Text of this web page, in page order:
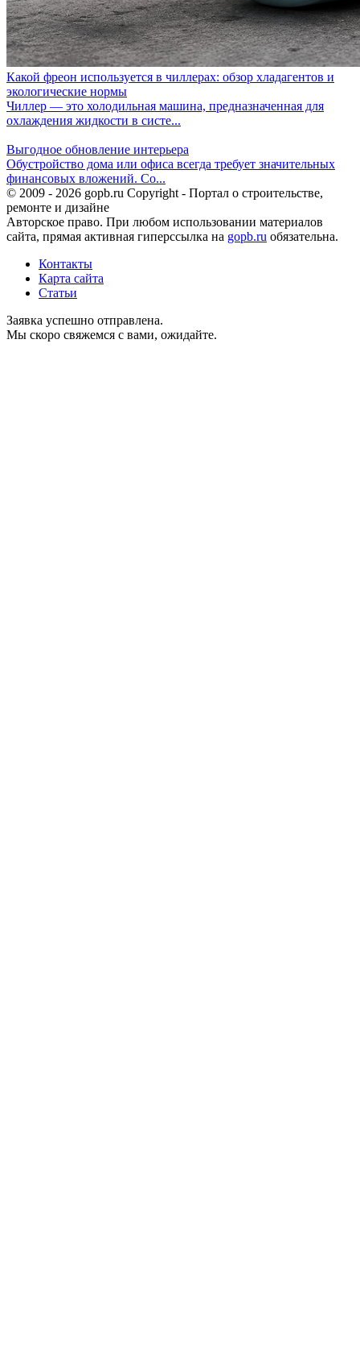
Какой фреон используется в чиллерах: обзор хладагентов и
экологические нормы
Чиллер — это холодильная машина, предназначенная для
охлаждения жидкости в систе...
Выгодное обновление интерьера
Обустройство дома или офиса всегда требует значительных
финансовых вложений. Со...
© 2009 - 2026 gopb.ru Copyright - Портал о строительстве,
ремонте и дизайне
Авторское право. При любом использовании материалов
сайта, прямая активная гиперссылка на gopb.ru обязательна.
Контакты
Карта сайта
Статьи
Заявка успешно отправлена.
Мы скоро свяжемся с вами, ожидайте.